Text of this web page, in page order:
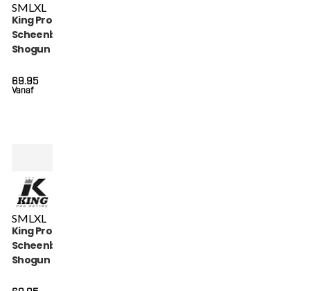
SMLXL
King Pro Boxing
Scheenbeschermers
Shogun (KPB SG
Vanaf
69.95
SML XL
King Pro Boxing
Scheenbeschermers
Shogun Series (KPB